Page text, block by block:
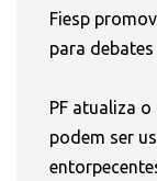
Fiesp
para
PF atualiza
podem ser